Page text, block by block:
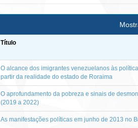
Título
O alcance dos imigrantes venezuelanos às
partir da realidade do estado de Roraima
O aprofundamento da pobreza e sinais de
(2019 a 2022)
As manifestações políticas em junho de 2013 no